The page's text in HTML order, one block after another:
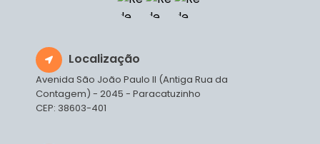
Localização
Avenida São João Paulo II (Antiga Rua da
Contagem) - 2045 - Paracatuzinho
CEP: 38603-401